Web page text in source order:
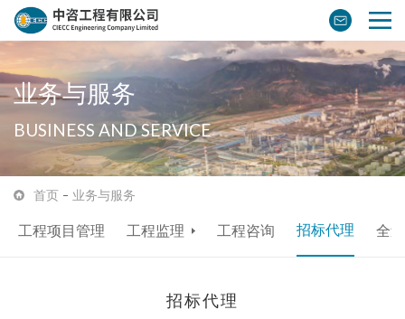
业务与服务
BUSINESS AND SERVICE
首页 业务与服务
工程项目管理 工程监理 工程咨询 招标代理 全
招标代理